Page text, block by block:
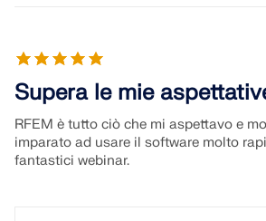
Supera le mie
RFEM è tutto ciò che mi aspettavo e
imparato ad usare il software molto
fantastici webinar.